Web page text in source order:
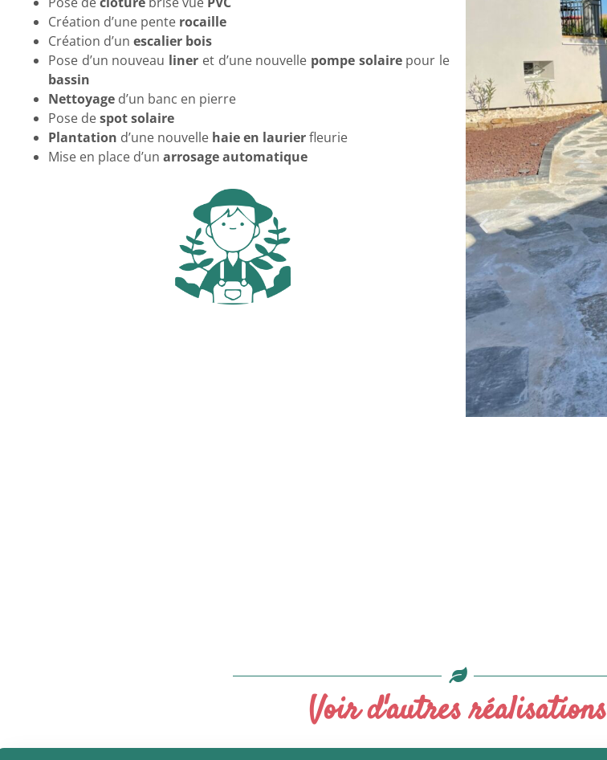
Création d’une pente rocaille
Création d’un escalier bois
Pose d’un nouveau liner et d’une nouvelle pompe solairepour le
bassin
Nettoyage d’un banc en pierre
Pose despot solaire
Plantation d’une nouvelle haie en laurierfleurie
Mise en place d’un arrosage automatique
Voir d'autres réalisations